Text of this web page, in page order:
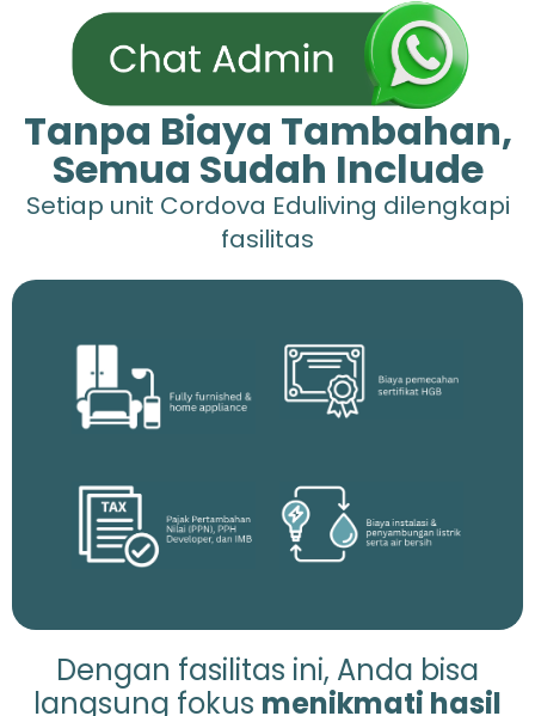
Tanpa Biaya Tambahan,
Semua Sudah Include
Setiap unit Cordova Eduliving dilengkapi
fasilitas
Dengan fasilitas ini, Anda bisa
langsung fokus menikmati hasil